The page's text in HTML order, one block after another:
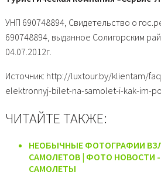
УНП 690748894, Свидетельство о
690748894, выданное Солигорским
04.07.2012г.
Источник: http://luxtour.by/klientam/
elektronnyj-bilet-na-samolet-i-kak-im-
ЧИТАЙТЕ ТАКЖЕ:
НЕОБЫЧНЫЕ ФОТОГРАФИИ
САМОЛЕТОВ | ФОТО НОВОСТИ
САМОЛЕТЫ